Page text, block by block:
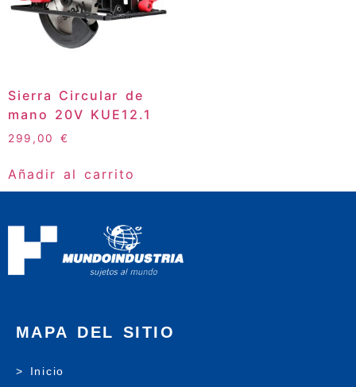
Sierra Circular de
mano 20V KUE12.1
299,00 €
Añadir al carrito
MAPA DEL SITIO
> Inicio